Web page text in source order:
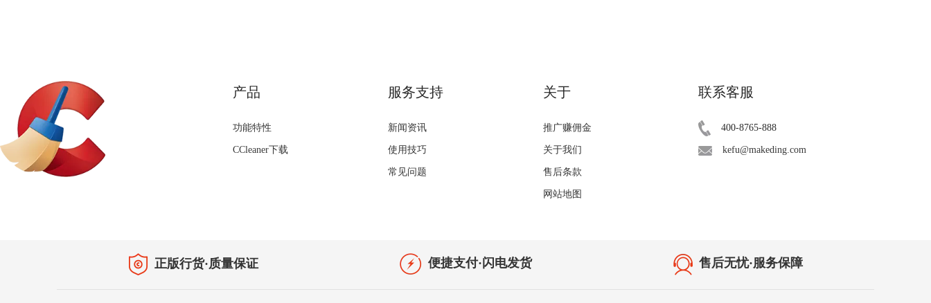
产品
功能特性
CCleaner下载
服务支持
新闻资讯
使用技巧
常见问题
关于
推广赚佣金
关于我们
售后条款
网站地图
联系客服
400-8765-888
kefu@makeding.com
正版行货·质量保证 便捷支付·闪电发货 售后无忧·服务保障